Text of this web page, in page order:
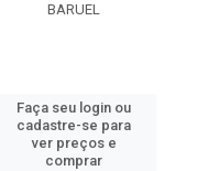
BARUEL
Faça seu login ou
cadastre-se para
ver preços e
comprar